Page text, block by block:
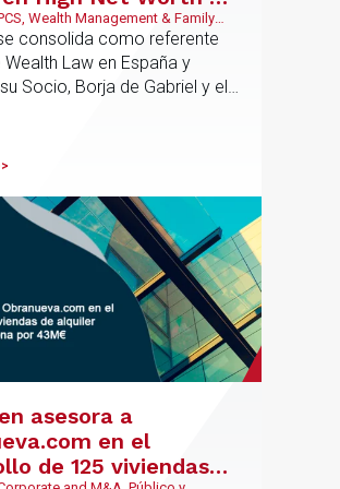
y Europa
Wealth Management & Family
consolida como referente
Wealth Law en España y
Socio, Borja de Gabriel y el
clave del sector.
asesora a
en el
de 125 viviendas